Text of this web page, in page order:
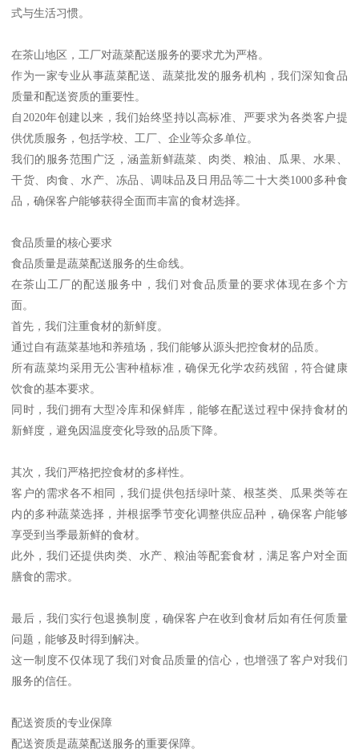
式与生活习惯。
在茶山地区，工厂对蔬菜配送服务的要求尤为严格。
作为一家专业从事蔬菜配送、蔬菜批发的服务机构，我们深知食品
质量和配送资质的重要性。
自2020年创建以来，我们始终坚持以高标准、严要求为各类客户提
供优质服务，包括学校、工厂、企业等众多单位。
我们的服务范围广泛，涵盖新鲜蔬菜、肉类、粮油、瓜果、水果、
干货、肉食、水产、冻品、调味品及日用品等二十大类1000多种食
品，确保客户能够获得全面而丰富的食材选择。
食品质量的核心要求
食品质量是蔬菜配送服务的生命线。
在茶山工厂的配送服务中，我们对食品质量的要求体现在多个方
面。
首先，我们注重食材的新鲜度。
通过自有蔬菜基地和养殖场，我们能够从源头把控食材的品质。
所有蔬菜均采用无公害种植标准，确保无化学农药残留，符合健康
饮食的基本要求。
同时，我们拥有大型冷库和保鲜库，能够在配送过程中保持食材的
新鲜度，避免因温度变化导致的品质下降。
其次，我们严格把控食材的多样性。
客户的需求各不相同，我们提供包括绿叶菜、根茎类、瓜果类等在
内的多种蔬菜选择，并根据季节变化调整供应品种，确保客户能够
享受到当季最新鲜的食材。
此外，我们还提供肉类、水产、粮油等配套食材，满足客户对全面
膳食的需求。
最后，我们实行包退换制度，确保客户在收到食材后如有任何质量
问题，能够及时得到解决。
这一制度不仅体现了我们对食品质量的信心，也增强了客户对我们
服务的信任。
配送资质的专业保障
配送资质是蔬菜配送服务的重要保障。